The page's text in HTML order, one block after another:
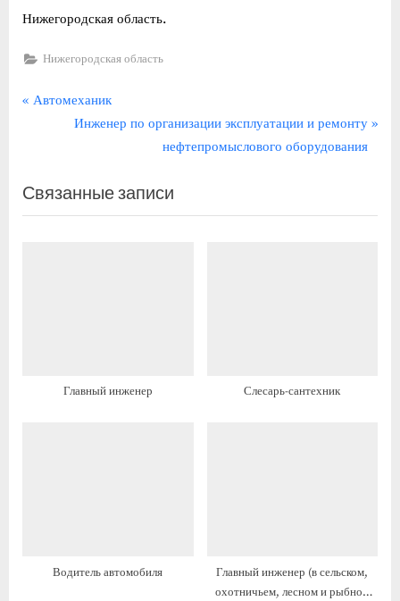
Нижегородская область.
Нижегородская область
Навигация
П
ы
д
Автомеханик
С
д
у
Инженер по организации эксплуатации и ремонту
нефтепромыслового оборудования
Связанные записи
Главный инженер Слесарь-сантехник
Водитель автомобиля
Главный инженер (в сельском,
охотничьем, лесном и рыбном